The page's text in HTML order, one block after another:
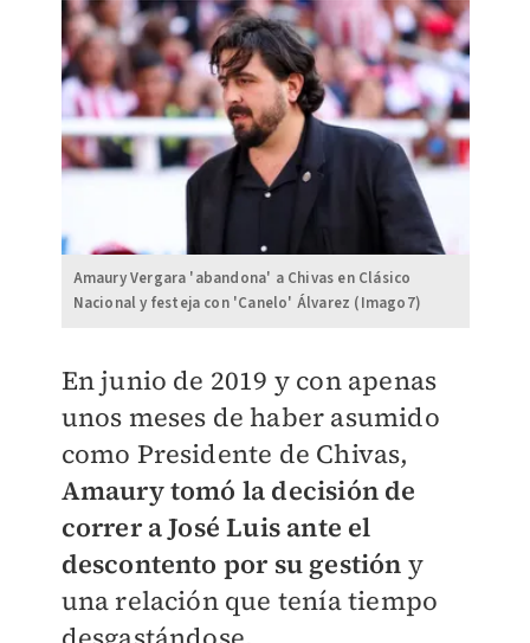
Amaury Vergara 'abandona' a Chivas en Clásico
Nacional y festeja con 'Canelo' Álvarez (Imago7)
En junio de 2019 y con apenas
unos meses de haber asumido
como Presidente de Chivas,
Amaury tomó la decisión de
correr a José Luis ante el
descontento por su gestión y
una relación que tenía tiempo